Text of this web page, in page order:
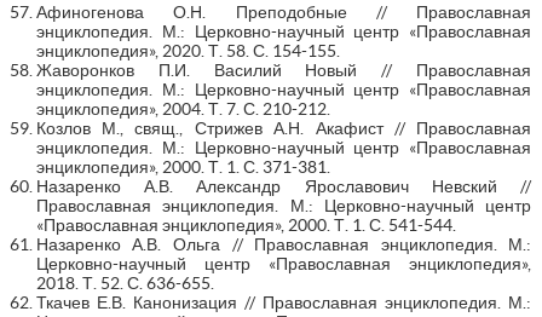
Афиногенова О.Н. Преподобные // Православная
энциклопедия. М.: Церковно-научный центр «Православная
энциклопедия», 2020. Т. 58. С. 154-155.
Жаворонков П.И. Василий Новый // Православная
энциклопедия. М.: Церковно-научный центр «Православная
энциклопедия», 2004. Т. 7. С. 210-212.
Козлов М., свящ., Стрижев А.Н. Акафист // Православная
энциклопедия. М.: Церковно-научный центр «Православная
энциклопедия», 2000. Т. 1. С. 371-381.
Назаренко А.В. Александр Ярославович Невский //
Православная энциклопедия. М.: Церковно-научный центр
«Православная энциклопедия», 2000. Т. 1. С. 541-544.
Назаренко А.В. Ольга // Православная энциклопедия. М.:
Церковно-научный центр «Православная энциклопедия»,
2018. Т. 52. С. 636-655.
Ткачев Е.В. Канонизация // Православная энциклопедия. М.: